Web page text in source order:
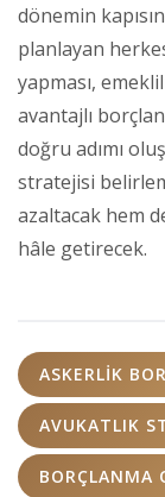
dönemin
planlayan
yapması,
avantajlı
doğru adımı
stratejisi
azaltacak hem
hâle getirecek.
ASKERLIK
AVUKATLIK
BORÇLANMA